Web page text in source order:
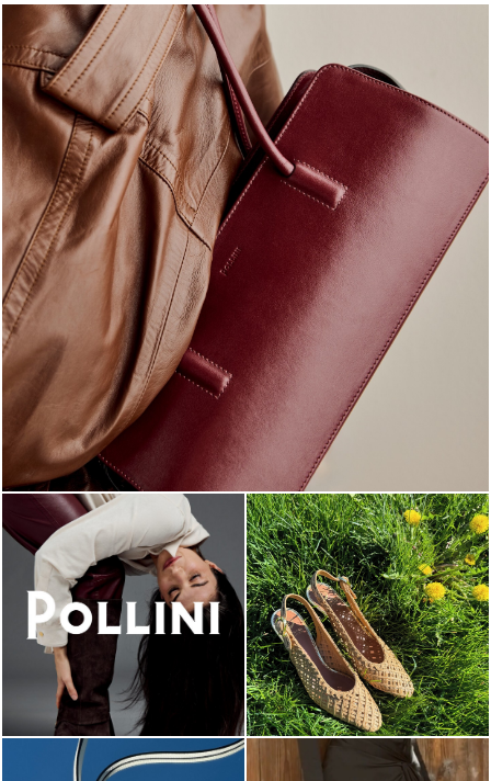
Classy, sassy, trendy - the new Pollini Lady Bag is ...